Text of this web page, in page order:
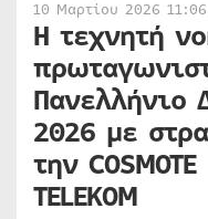
10 Μαρτίου 2026 11:06
Η τεχνητή
Πανελλήνιο
2026 με
την COSMOTE